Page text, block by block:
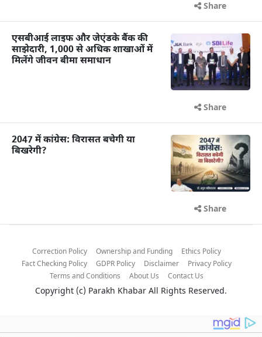
Share
एसबीआई लाइफ और जेएंडके बैंक की
साझेदारी, 1,000 से अधिक शाखाओं में
मिलेंगे जीवन बीमा समाधान
Share
2047 में कांग्रेस: विरासत बचेगी या
बिखरेगी?
Share
Correction Policy Ownership and Funding
Ethics Policy
Fact Checking Policy
GDPR Policy Disclaimer
Privacy Policy
Terms and Conditions
About Us Contact Us
Copyright (c) Parakh Khabar All Rights Reserved.